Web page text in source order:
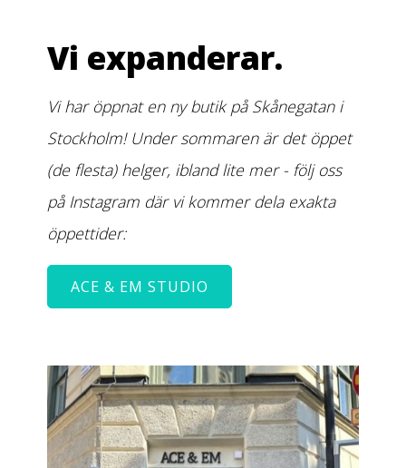
Vi expanderar.
Vi har öppnat en ny butik på Skånegatan i
Stockholm! Under sommaren är det öppet
(de flesta) helger, ibland lite mer - följ oss
på Instagram där vi kommer dela exakta
öppettider:
ACE & EM STUDIO